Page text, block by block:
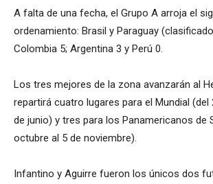
A falta de una fecha, el Grupo A arroja el
ordenamiento: Brasil y Paraguay
Colombia 5; Argentina 3 y Perú 0.
Los tres mejores de la zona avanzarán al
repartirá cuatro lugares para el Mundial (del
de junio) y tres para los Panamericanos de
octubre al 5 de noviembre).
Infantino y Aguirre fueron los únicos dos